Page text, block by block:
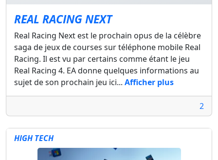
REAL RACING NEXT
Real Racing Next est le prochain opus de la célèbre
saga de jeux de courses sur téléphone mobile Real
Racing. Il est vu par certains comme étant le jeu
Real Racing 4. EA donne quelques informations au
sujet de son prochain jeu ici... Afficher plus
2
HIGH TECH